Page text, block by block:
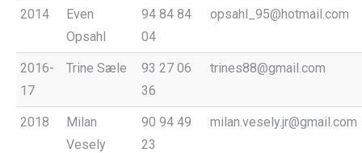
2014
Even
Opsahl
94 84 84
04
opsahl_95@hotmail.com
2016-
17
Trine Sæle
93 27 06
36
trines88@gmail.com
2018
Milan
Vesely
90 94 49
23
milan.vesely.jr@gmail.com